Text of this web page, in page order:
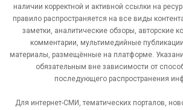
наличии корректной и активной ссылки на
правило распространяется на все виды
заметки, аналитические обзоры, авторские
комментарии, мультимедийные
материалы, размещённые на платформе.
обязательным вне зависимости от
последующего распространения
Для интернет-СМИ, тематических порталов,